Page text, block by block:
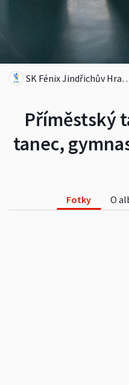
Příměstský
tanec,
SK Fénix
Fotky O